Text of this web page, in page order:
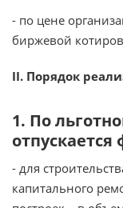
- по цене
биржевой
II. Порядок
1. По
- для
капитального